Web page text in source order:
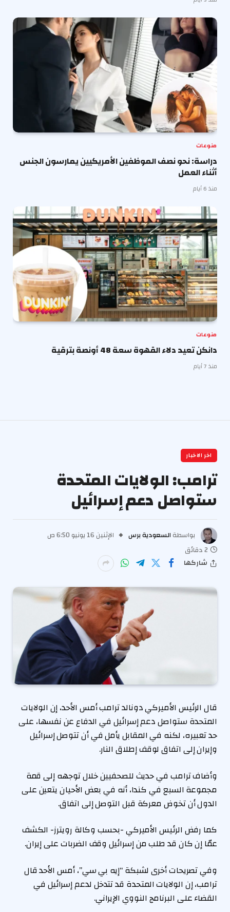
منوعات
دراسة: نحو نصف الموظفين الأمريكيين يمارسون الجنس
أثناء العمل
منذ 6 أيام
منوعات
دانكن تعيد دلاء القهوة سعة 48 أونصة بترقية
منذ 7 أيام
اخر الاخبار
ترامب: الولايات المتحدة
ستواصل دعم إسرائيل
بواسطة السعودية برس
الإثنين 16 يونيو 6:50 ص
2 دقائق
شاركها
قال الرئيس الأميركي دونالد ترامب أمس الأحد، إن الولايات
المتحدة ستواصل دعم إسرائيل في الدفاع عن نفسها، على
حد تعبيره، لكنه في المقابل يأمل في أن تتوصل إسرائيل
وإيران إلى اتفاق لوقف إطلاق النار.
وأضاف ترامب في حديث للصحفيين خلال توجهه إلى قمة
مجموعة السبع في كندا، أنه في بعض الأحيان يتعين على
الدول أن تخوض معركة قبل التوصل إلى اتفاق.
كما رفض الرئيس الأميركي -بحسب وكالة رويترز- الكشف
عمّا إن كان قد طلب من إسرائيل وقف الضربات على إيران.
وفي تصريحات أخرى لشبكة “إيه بي سي”، أمس الأحد قال
ترامب، إن الولايات المتحدة قد تتدخل لدعم إسرائيل في
القضاء على البرنامج النووي الإيراني.